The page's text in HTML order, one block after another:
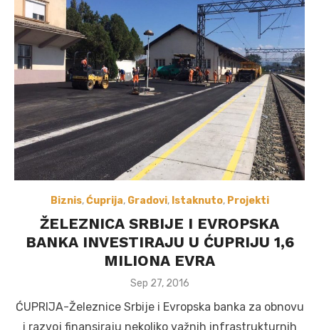
Biznis,Ćuprija, Gradovi, Istaknuto, Projekti
ŽELEZNICA SRBIJE I EVROPSKA
BANKA INVESTIRAJU U ĆUPRIJU 1,6
MILIONA EVRA
Posted
Sep 27, 2016
ĆUPRIJA-Železnice Srbije i Evropska banka za obnovu
i razvoj finansiraju nekoliko važnih infrastrukturnih